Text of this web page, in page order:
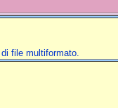
file multiformato.